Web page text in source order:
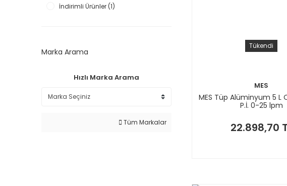
İndirimli Ürünler (1)
Marka Arama
Hızlı Marka Arama
Tüm Markalar
Tükendi
MES
MES Tüp Alüminyum 5 L
P.İ. 0-25 lpm
22.898,70